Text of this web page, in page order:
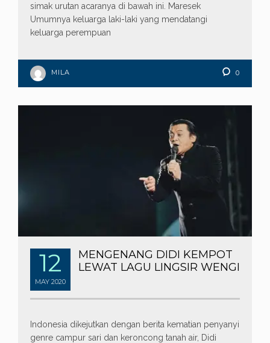
simak urutan acaranya di bawah ini. Maresek
Umumnya keluarga laki-laki yang mendatangi
keluarga perempuan
MILA 0
12
MAY 2020
MENGENANG DIDI KEMPOT
LEWAT LAGU LINGSIR WENGI
Indonesia dikejutkan dengan berita kematian penyanyi
genre campur sari dan keroncong tanah air, Didi